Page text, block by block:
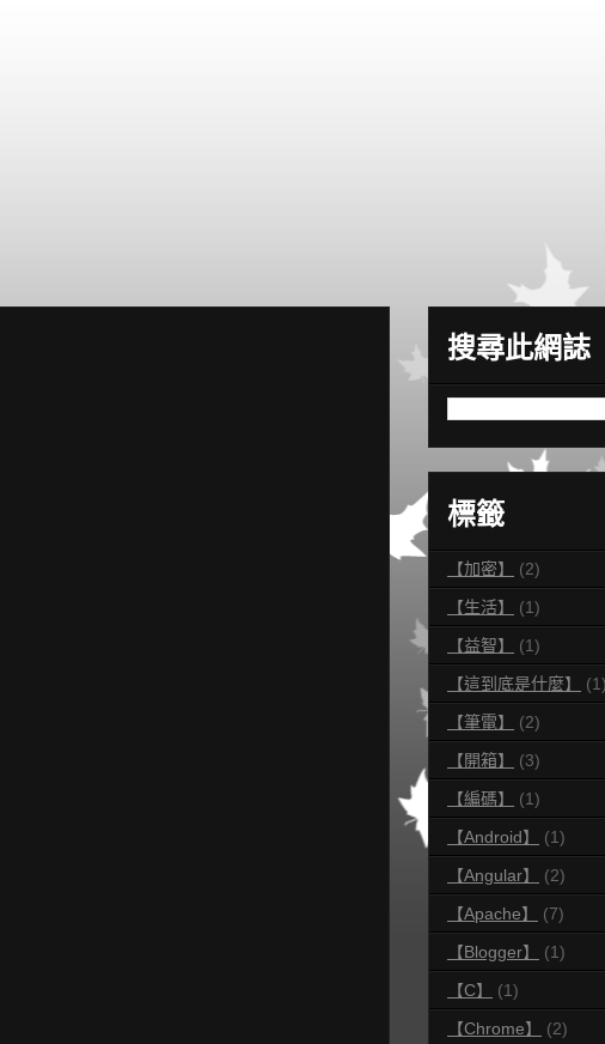
搜尋此網誌
標籤
【加密】
(2)
【生活】
(1)
【益智】
(1)
【這到底是什麼】
【筆電】
(2)
【開箱】
(3)
【編碼】
(1)
【Android】
(1)
【Angular】
(2)
【Apache】
(7)
【Blogger】
(1)
【C】
(1)
【Chrome】
(2)